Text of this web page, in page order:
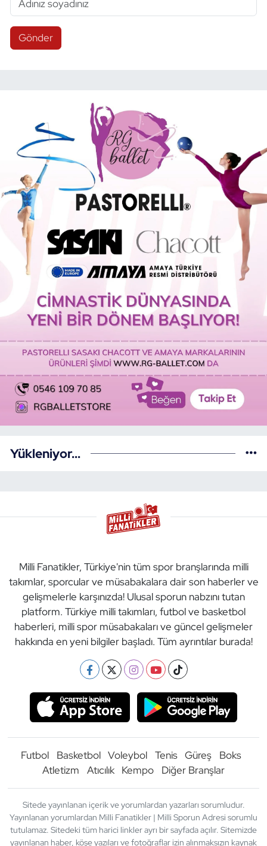
Gönder
Yükleniyor...
Milli Fanatikler, Türkiye'nin tüm spor branşlarında milli
takımlar, sporcular ve müsabakalara dair son haberler ve
gelişmelerle karşınızda! Ulusal sporun nabzını tutan
platform. Türkiye milli takımları, futbol ve basketbol
haberleri, milli spor müsabakaları ve güncel gelişmeler
hakkında en yeni bilgiler başladı. Tüm ayrıntılar burada!
Futbol Basketbol Voleybol Tenis Güreş
Boks
Atletizm
Atıcılık Kempo Diğer Branşlar
Sitede yayınlanan içerik ve yorumlardan yazarları sorumludur.
Yayınlanan yorumlardan Milli Fanatikler | Milli Sporun Adresi sorumlu
tutulamaz. Sitedeki tüm harici linkler ayrı bir sayfada açılır. Sitemizde
yayınlanan haber, köşe yazıları ve fotoğraflar izin alınmaksızın kaynak